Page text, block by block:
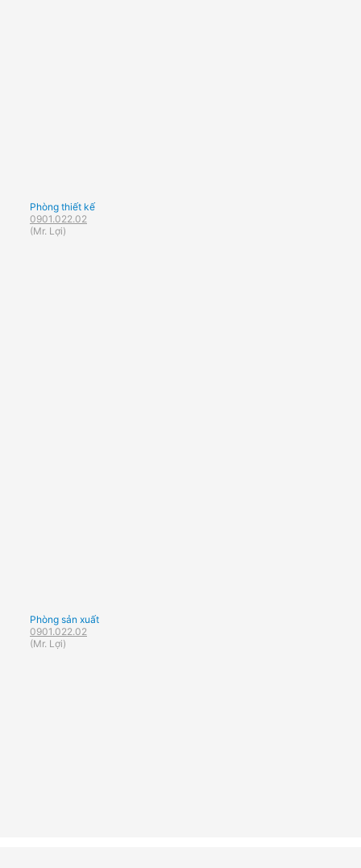
Phòng thiết kế
0901.022.02
(Mr. Lợi)
Phòng sản xuất
0901.022.02
(Mr. Lợi)